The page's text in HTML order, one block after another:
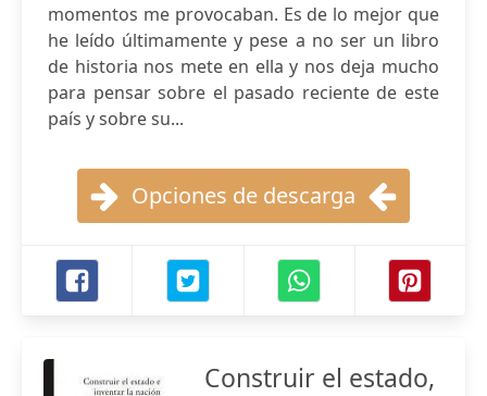
momentos me provocaban. Es de lo mejor que
he leído últimamente y pese a no ser un libro
de historia nos mete en ella y nos deja mucho
para pensar sobre el pasado reciente de este
país y sobre su...
Opciones de descarga
Construir el estado,